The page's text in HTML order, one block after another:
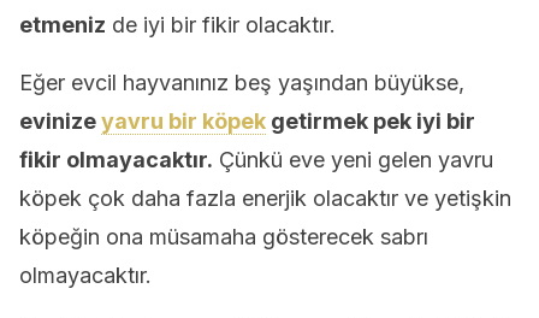
etmeniz de iyi bir fikir olacaktır.
Eğer evcil hayvanınız beş yaşından büyükse,
evinizeyavru bir köpek getirmek pek iyi bir
fikir olmayacaktır. Çünkü eve yeni gelen yavru
köpek çok daha fazla enerjik olacaktır ve yetişkin
köpeğin ona müsamaha gösterecek sabrı
olmayacaktır.